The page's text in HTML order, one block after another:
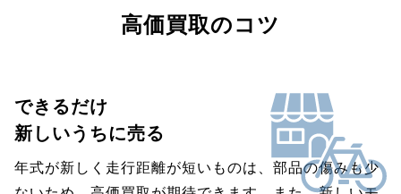
高価買取のコツ
できるだけ
新しいうちに売る
年式が新しく走行距離が短いものは、部品の傷みも少